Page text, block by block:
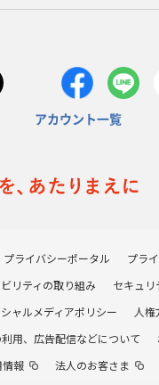
アカウント一覧
プライバシーポータル
プラ
リティの取り組み
セキュリ
ャルメディアポリシー
人権
用、広告配信などについて
報 法人のお客さま